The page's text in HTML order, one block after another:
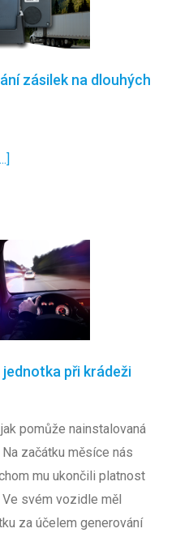
zásilek na dlouhých
jednotka při krádeži
pomůže nainstalovaná
začátku měsíce nás
mu ukončili platnost
svém vozidle měl
za účelem generování